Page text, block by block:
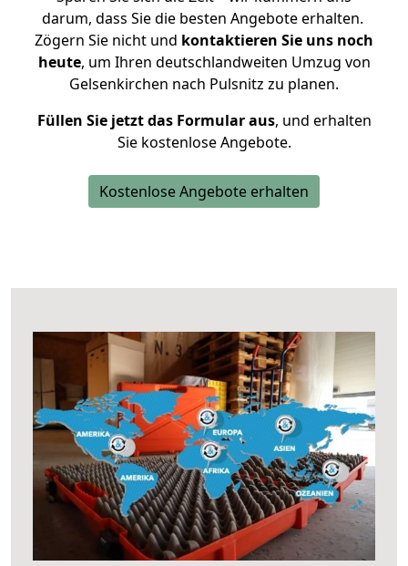
darum, dass Sie die besten Angebote erhalten.
Zögern Sie nicht und kontaktieren Sie uns noch
heute, um Ihren deutschlandweiten Umzug von
Gelsenkirchen nach Pulsnitz zu planen.
Füllen Sie jetzt das Formular aus, und erhalten
Sie kostenlose Angebote.
Kostenlose Angebote erhalten